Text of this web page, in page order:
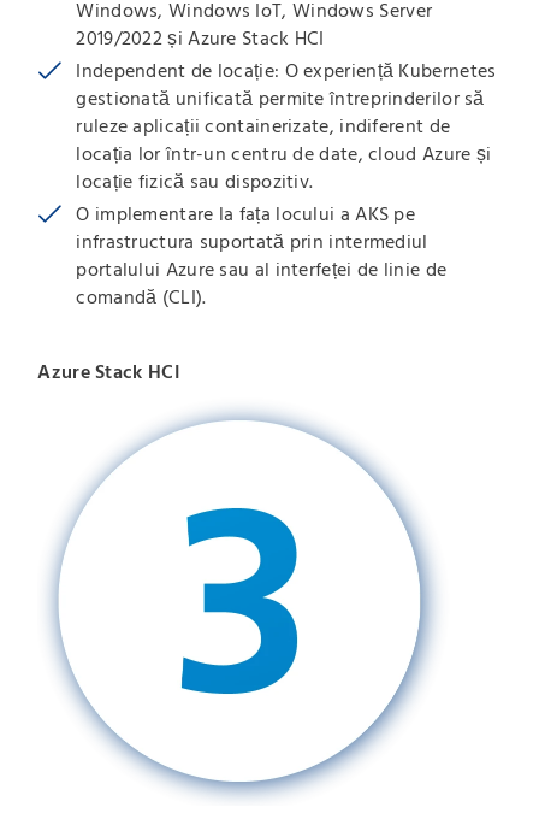
Windows, Windows IoT, Windows Server
2019/2022 și Azure Stack HCI
Independent de locație: O experiență Kubernetes
gestionată unificată permite întreprinderilor să
ruleze aplicații containerizate, indiferent de
locația lor într-un centru de date, cloud Azure și
locație fizică sau dispozitiv.
O implementare la fața locului a AKS pe
infrastructura suportată prin intermediul
portalului Azure sau al interfeței de linie de
comandă (CLI).
Azure Stack HCI